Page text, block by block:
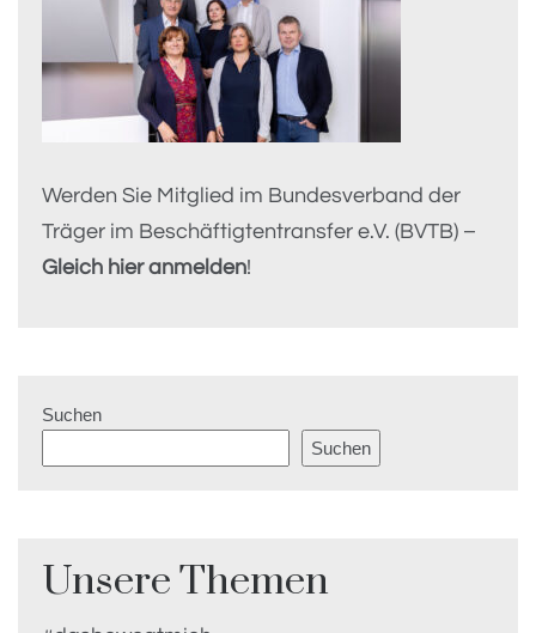
Werden Sie Mitglied im Bundesverband der
Träger im Beschäftigtentransfer e.V. (BVTB) –
Gleich hier anmelden!
Suchen
Suchen
Unsere Themen